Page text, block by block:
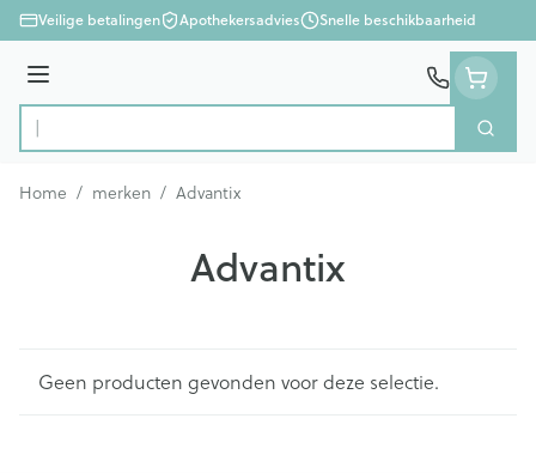
Ga naar de inhoud
Veilige betalingen Apothekersadvies Snelle beschikbaarheid
Menu
Product, merk, categorie... Zoek
Home / merken / Advantix
Advantix
Geen producten gevonden voor deze selectie.